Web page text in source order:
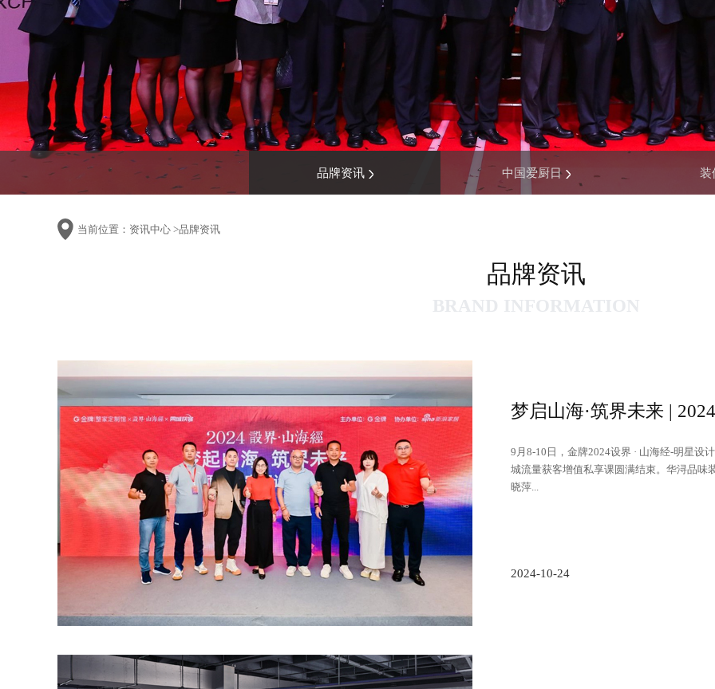
品牌资讯 中国爱厨日 装
当前位置： 资讯中心 >品牌资讯
品牌资讯
9月8-10日，金牌2024设界 · 山海经-明星设
城流量获客增值私享课圆满结束。华浔品味
晓萍...
2024-10-24